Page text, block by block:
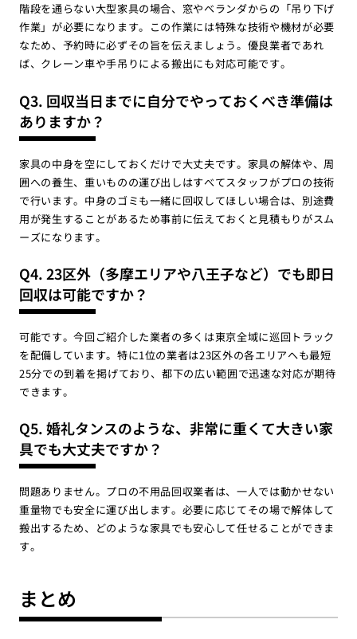
階段を通らない大型家具の場合、窓やベランダからの「吊り下げ
作業」が必要になります。この作業には特殊な技術や機材が必要
なため、予約時に必ずその旨を伝えましょう。優良業者であれ
ば、クレーン車や手吊りによる搬出にも対応可能です。
Q3. 回収当日までに自分でやっておくべき準備は
ありますか？
家具の中身を空にしておくだけで大丈夫です。家具の解体や、周
囲への養生、重いものの運び出しはすべてスタッフがプロの技術
で行います。中身のゴミも一緒に回収してほしい場合は、別途費
用が発生することがあるため事前に伝えておくと見積もりがスム
ーズになります。
Q4. 23区外（多摩エリアや八王子など）でも即日
回収は可能ですか？
可能です。今回ご紹介した業者の多くは東京全域に巡回トラック
を配備しています。特に1位の業者は23区外の各エリアへも最短
25分での到着を掲げており、都下の広い範囲で迅速な対応が期待
できます。
Q5. 婚礼タンスのような、非常に重くて大きい家
具でも大丈夫ですか？
問題ありません。プロの不用品回収業者は、一人では動かせない
重量物でも安全に運び出します。必要に応じてその場で解体して
搬出するため、どのような家具でも安心して任せることができま
す。
まとめ